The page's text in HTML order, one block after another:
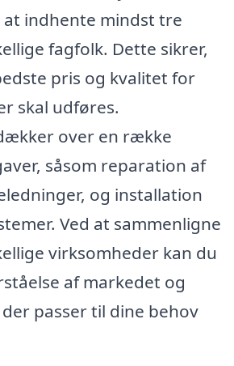
indhente mindst tre
fagfolk. Dette sikrer,
pris og kvalitet for
skal udføres.
over en række
såsom reparation af
og installation
Ved at sammenligne
virksomheder kan du
af markedet og
passer til dine behov